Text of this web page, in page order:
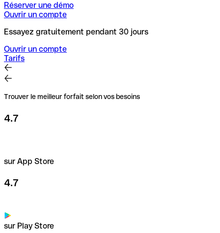
Réserver une démo
Ouvrir un compte
Essayez gratuitement pendant 30 jours
Ouvrir un compte
Tarifs
Trouver le meilleur forfait selon vos besoins
4.7
sur App Store
4.7
sur Play Store